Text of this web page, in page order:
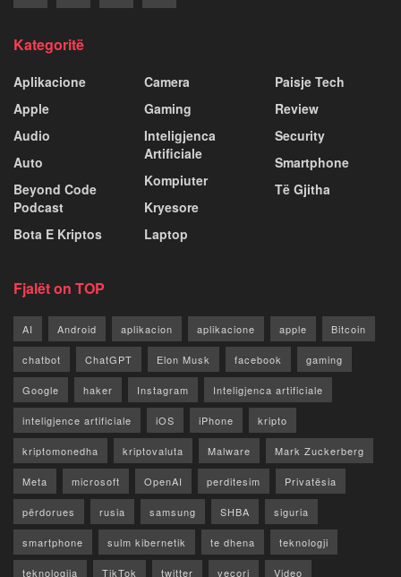
Kategoritë
Aplikacione
Apple
Audio
Auto
Beyond Code
Podcast
Bota E Kriptos
Camera
Gaming
Inteligjenca
Artificiale
Kompiuter
Kryesore
Laptop
Paisje Tech
Review
Security
Smartphone
Të Gjitha
Fjalët on TOP
AI Android aplikacion aplikacione apple Bitcoin
chatbot ChatGPT Elon Musk facebook gaming
Google haker Instagram Inteligjenca artificiale
inteligjence artificiale iOS iPhone kripto
kriptomonedha kriptovaluta Malware Mark Zuckerberg
Meta microsoft OpenAI perditesim Privatësia
përdorues rusia samsung SHBA siguria
smartphone sulm kibernetik te dhena teknologji
teknologjia TikTok twitter vecori Video